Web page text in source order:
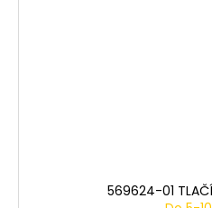
569624-01